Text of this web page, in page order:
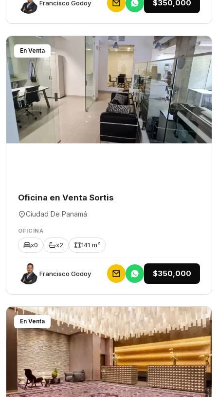
Francisco Godoy $350,000
En Venta
Oficina en Venta Sortis
Ciudad De Panamá
OFICINA
x0 x2 141 m²
Francisco Godoy $350,000
En Venta